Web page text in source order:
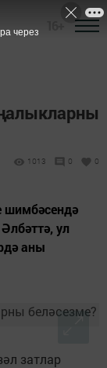
1013 0 0
шимбәсендә
ул
аны
затлар
через